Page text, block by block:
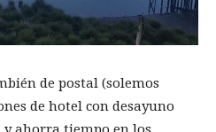
de postal (solemos
de hotel con desayuno